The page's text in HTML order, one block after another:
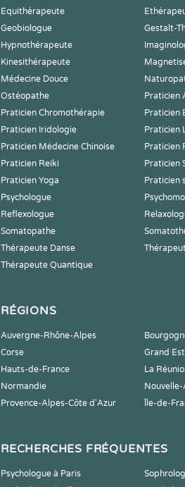
Equithérapeute
Geobiologue
Gestalt-
Hypnothérapeute
Kinesithérapeute
Médecine Douce
Ostéopathe
Praticien
Praticien Chromothérapie
Praticien
Praticien Iridologie
Praticien
Praticien Médecine Chinoise
Praticien
Praticien Reiki
Praticien
Praticien Yoga
Praticien
Psychologue
Reflexologue
Somatopathe
Thérapeute Danse
Thérapeute Quantique
RÉGIONS
Auvergne-Rhône-Alpes
Corse
Grand Est
Hauts-de-France
La
Normandie
Provence-Alpes-Côte d'Azur
Île-de-
RECHERCHES FRÉQUENTES
Psychologue à Paris